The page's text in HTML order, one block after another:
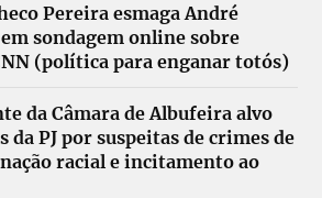
Pereira esmaga André
sondagem online sobre
(política para enganar totós)
da Câmara de Albufeira alvo
da PJ por suspeitas de crimes de
racial e incitamento ao